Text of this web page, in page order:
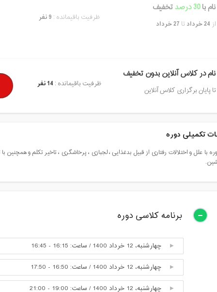
با30 درصد تخفیف
24 خرداد تا 27 خرداد
ظرفیت باقیمانده : 9 نفر
در کلاس آنلاین بدون تخفیف
پایان برگزاری کلاس آنلاین
ظرفیت باقیمانده : 14 نفر
تکمیلی دوره
با علل و اختلالات رفتاری از قبیل بدغذایی ، لجبازی ، پرخاشگری ، تاخیر تکلم و
برنامه کلاسی دوره
چهارشنبه، 12 خرداد 1400 / ساعت: 16:15 - 16:45
چهارشنبه، 12 خرداد 1400 / ساعت: 16:50 - 17:50
چهارشنبه، 12 خرداد 1400 / ساعت: 19:00 - 21:00